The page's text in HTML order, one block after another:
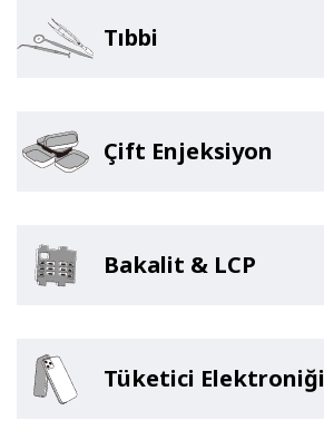
Tıbbi
Çift Enjeksiyon
Bakalit & LCP
Tüketici Elektroniği